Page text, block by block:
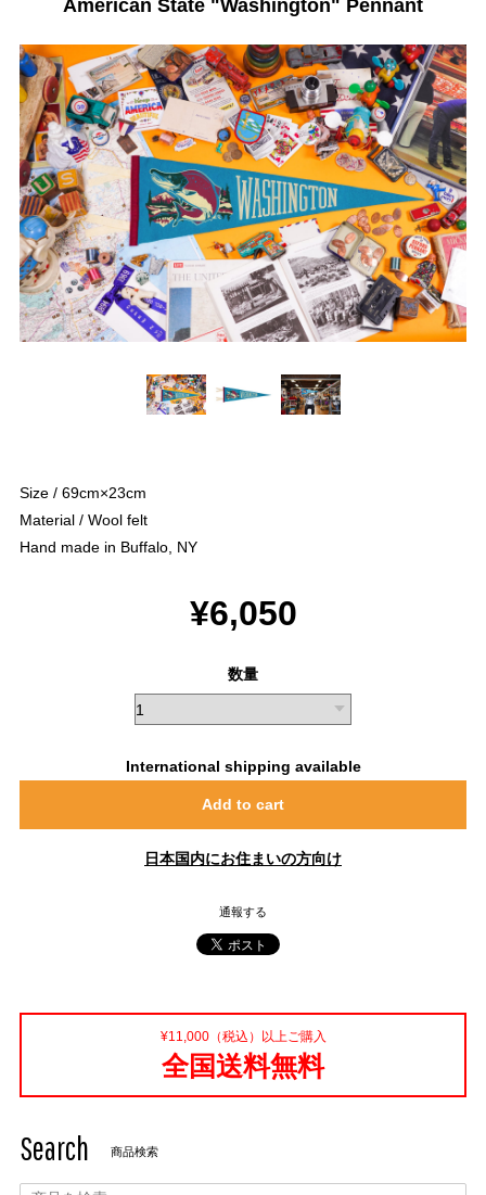
American State "Washington" Pennant
Size / 69cm×23cm
Material / Wool felt
Hand made in Buffalo, NY
¥6,050
数量
International shipping available
Add to cart
日本国内にお住まいの方向け
通報する
¥11,000（税込）以上ご購入
全国送料無料
Search 商品検索